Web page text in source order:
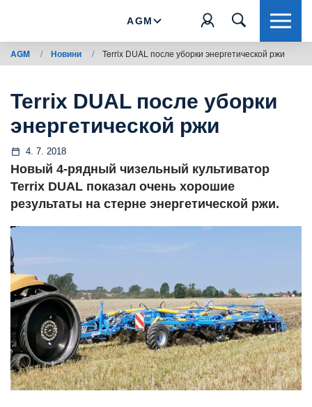
AGM
AGM / Новини / Terrix DUAL после уборки энергетической ржи
Terrix DUAL после уборки
энергетической ржи
4. 7. 2018
Новый 4-рядный чизельный культиватор
Terrix DUAL показал очень хорошие
результаты на стерне энергетической ржи.